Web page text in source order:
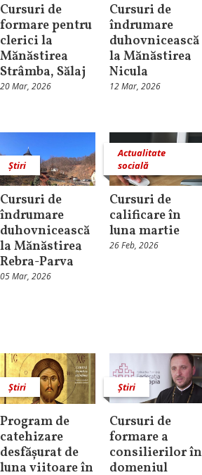
Cursuri de
formare pentru
clerici la
Mănăstirea
Strâmba, Sălaj
20 Mar, 2026
Cursuri de
îndrumare
duhovnicească
la Mănăstirea
Nicula
12 Mar, 2026
Știri
Cursuri de
îndrumare
duhovnicească
la Mănăstirea
Rebra-Parva
05 Mar, 2026
Actualitate
socială
Cursuri de
calificare în
luna martie
26 Feb, 2026
Știri
Program de
catehizare
desfășurat de
luna viitoare în
Știri
Cursuri de
formare a
consilierilor în
domeniul